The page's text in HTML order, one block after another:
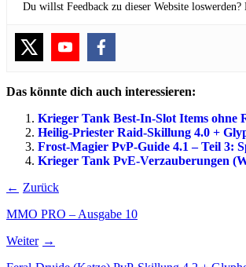
Du willst Feedback zu dieser Website
Das könnte dich auch interessieren:
Krieger Tank Best-In-Slot Items ohne
Heilig-Priester Raid-Skillung 4.0 +
Frost-Magier PvP-Guide 4.1 – Teil 3:
Krieger Tank PvE-Verzauberungen
Zurück
MMO PRO – Ausgabe 10
Weiter